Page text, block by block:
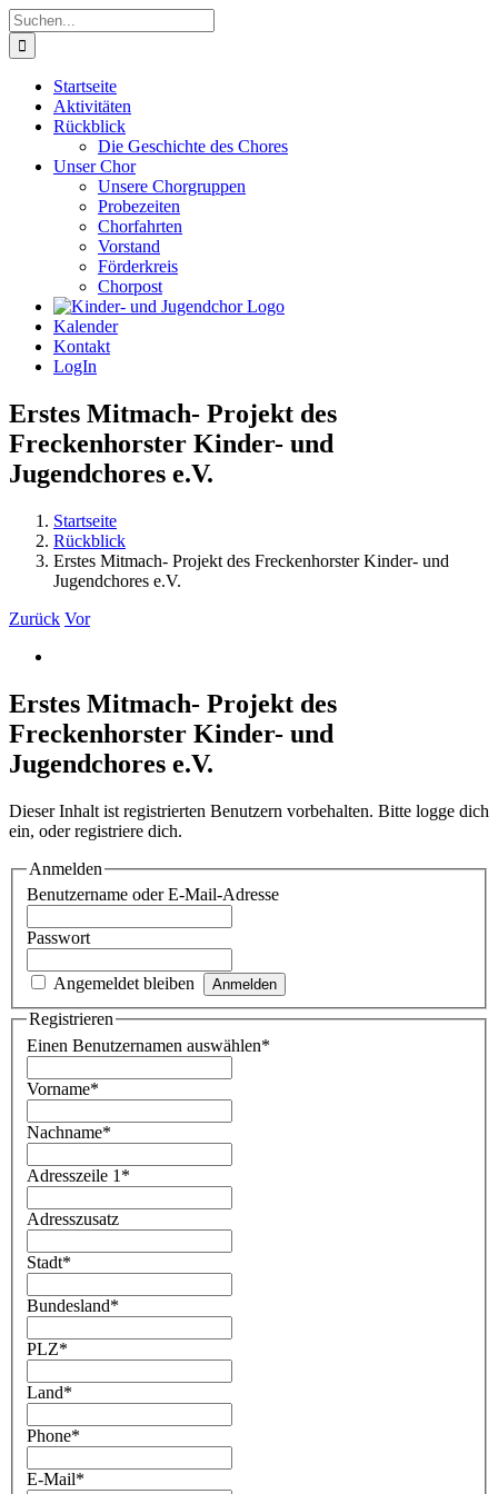
Zum
Inhalt
springen
Suche
nach:
Startseite
Aktivitäten
Rückblick
Die Geschichte des Chores
Unser Chor
Unsere Chorgruppen
Probezeiten
Chorfahrten
Vorstand
Förderkreis
Chorpost
Kalender
Kontakt
LogIn
Erstes Mitmach- Projekt des
Freckenhorster Kinder- und
Jugendchores e.V.
Startseite
Rückblick
Erstes Mitmach- Projekt des Freckenhorster Kinder- und
Jugendchores e.V.
Zurück Vor
Bild
Erstes Mitmach- Projekt des
Freckenhorster Kinder- und
Jugendchores e.V.
Dieser Inhalt ist registrierten Benutzern vorbehalten. Bitte logge dich
ein, oder registriere dich.
Anmelden
Benutzername oder E-Mail-Adresse
Passwort
Angemeldet bleiben
Registrieren
Einen Benutzernamen auswählen*
Vorname*
Nachname*
Adresszeile 1 *
Adresszusatz
Stadt*
Bundesland*
PLZ*
Land*
Phone*
E-Mail*